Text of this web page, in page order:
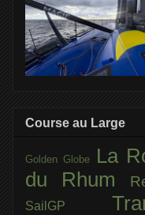
Course au Large
Golden Globe
La
du Rhum
SailGP